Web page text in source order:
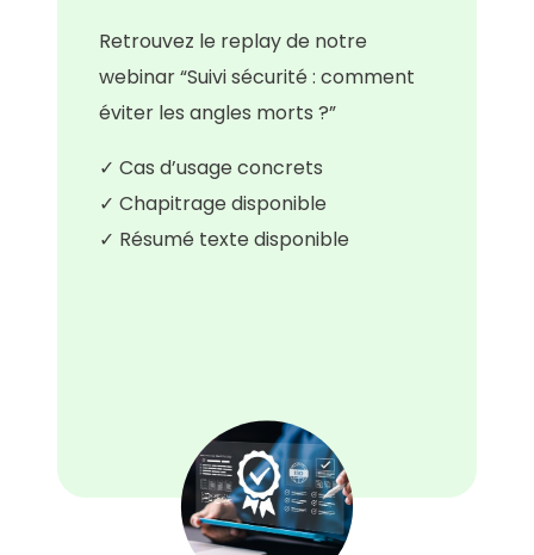
Retrouvez le replay de notre
webinar “Suivi sécurité : comment
éviter les angles morts ?”
✓ Cas d’usage concrets
✓ Chapitrage disponible
✓ Résumé texte disponible